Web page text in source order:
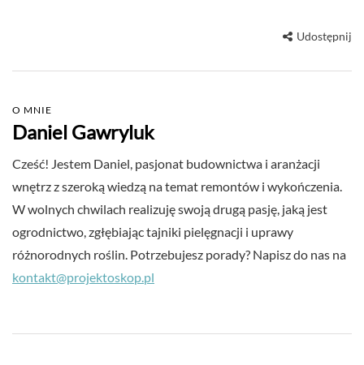
Udostępnij
O MNIE
Daniel Gawryluk
Cześć! Jestem Daniel, pasjonat budownictwa i aranżacji
wnętrz z szeroką wiedzą na temat remontów i wykończenia.
W wolnych chwilach realizuję swoją drugą pasję, jaką jest
ogrodnictwo, zgłębiając tajniki pielęgnacji i uprawy
różnorodnych roślin. Potrzebujesz porady? Napisz do nas na
kontakt@projektoskop.pl